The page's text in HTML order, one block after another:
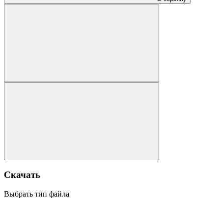
Скачать
Выбрать тип файла